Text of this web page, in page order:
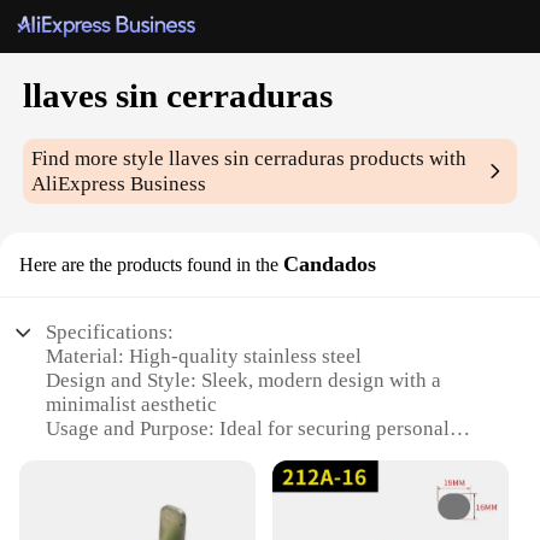
llaves sin cerraduras
Find more stylellaves sin cerraduras products with
AliExpress Business
Here are the products found in the Candados
Specifications:
Material: High-quality stainless steel
Design and Style: Sleek, modern design with a
minimalist aesthetic
Usage and Purpose: Ideal for securing personal
Performance and Property: Durable, rust-resistant,
and easy to use
Shape or Size or Weight or Quantity: Available in a